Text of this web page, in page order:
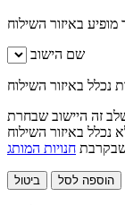
שם הישוב
נכלל באיזור השילוח
זה היישוב שבחרת
שבקרבת
ביטול הוספה לסל